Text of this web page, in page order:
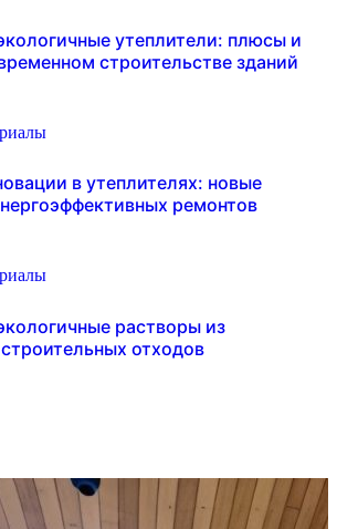
утеплители: плюсы и
строительстве зданий
в утеплителях: новые
ремонтов
растворы из
отходов